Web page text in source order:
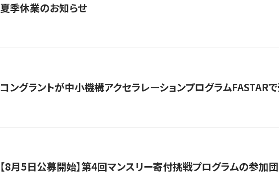
夏季休業のお知らせ
コングラントが中小機構アクセラレーションプログラムFASTAR
【8月5日公募開始】第4回マンスリー寄付挑戦プログラムの参加